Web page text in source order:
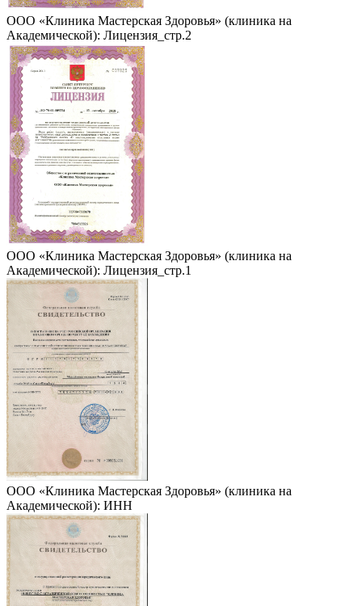
ООО «Клиника Мастерская Здоровья» (клиника на
Академической): Лицензия_стр.2
ООО «Клиника Мастерская Здоровья» (клиника на
Академической): Лицензия_стр.1
ООО «Клиника Мастерская Здоровья» (клиника на
Академической): ИНН